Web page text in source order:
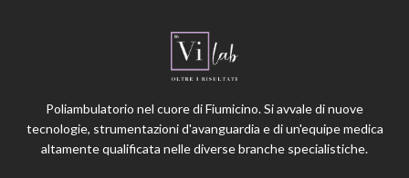
Poliambulatorio nel cuore di Fiumicino. Si avvale di nuove
tecnologie, strumentazioni d'avanguardia e di un'equipe medica
altamente qualificata nelle diverse branche specialistiche.